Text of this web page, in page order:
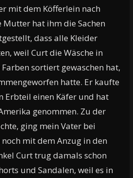
mit dem Köfferlein nach
hat ihm die Sachen
dass alle Kleider
weil Curt die Wäsche in
sortiert gewaschen hat,
hatte. Er kaufte
Erbteil einen Käfer und hat
genommen. Zu der
ging mein Vater bei
mit dem Anzug in den
Curt trug damals schon
und Sandalen, weil es in